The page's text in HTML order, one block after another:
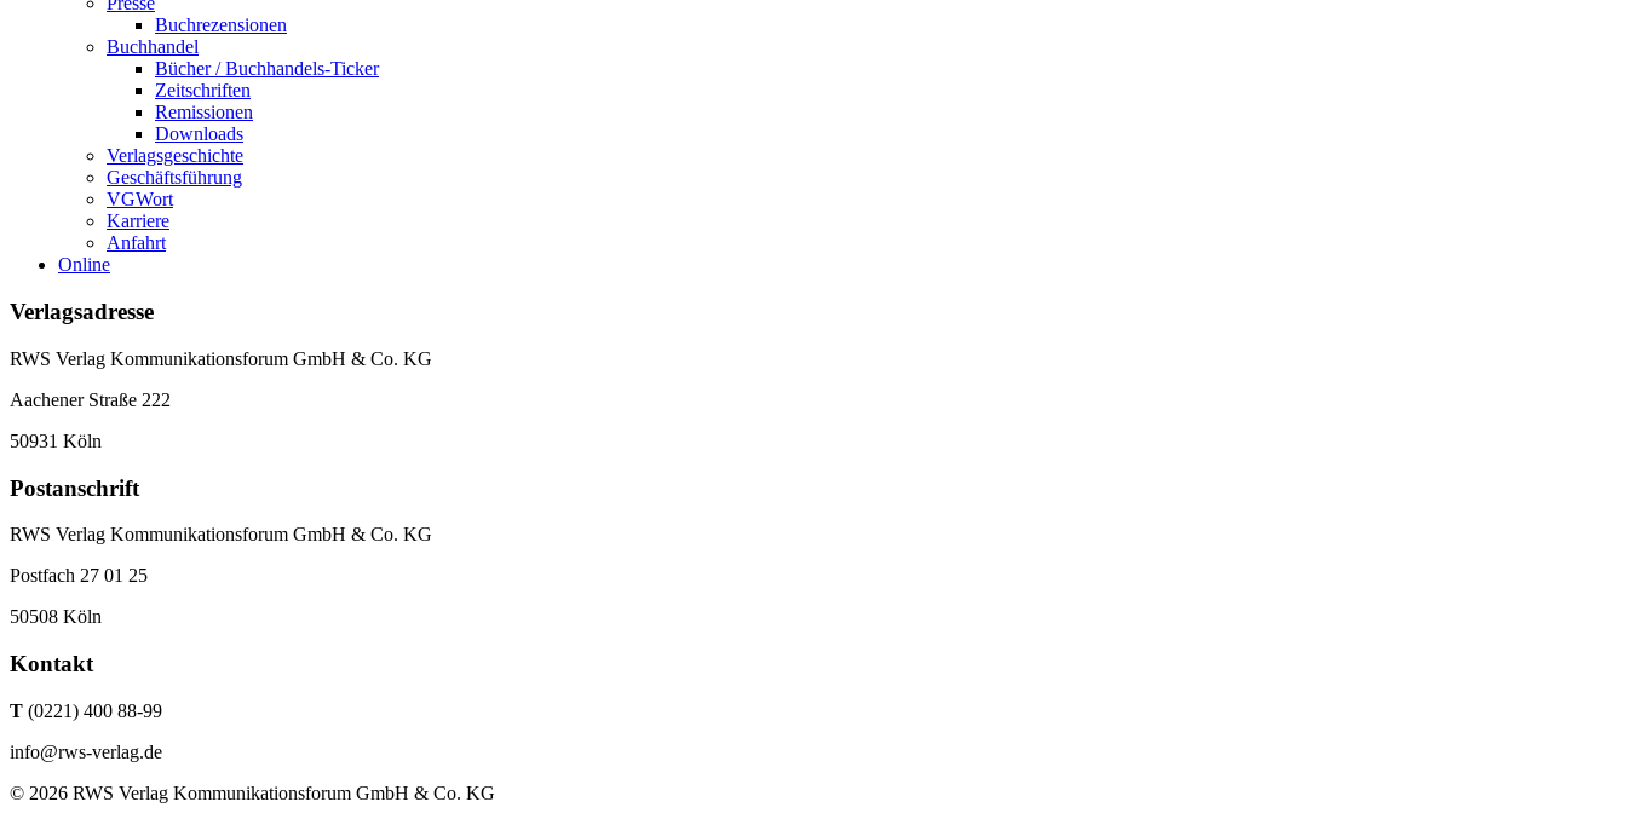
Buchrezensionen
Buchhandel
Bücher / Buchhandels-Ticker
Zeitschriften
Remissionen
Downloads
Verlagsgeschichte
Geschäftsführung
VGWort
Karriere
Anfahrt
Online
Verlagsadresse
RWS Verlag Kommunikationsforum GmbH & Co. KG
Aachener Straße 222
50931 Köln
Postanschrift
RWS Verlag Kommunikationsforum GmbH & Co. KG
Postfach 27 01 25
50508 Köln
Kontakt
T (0221) 400 88-99
info@rws-verlag.de
© 2026 RWS Verlag Kommunikationsforum GmbH & Co. KG